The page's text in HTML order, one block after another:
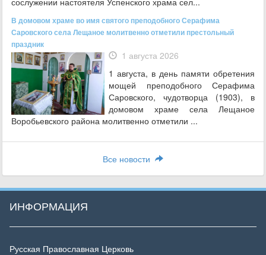
В домовом храме во имя святого преподобного Серафима
Саровского села Лещаное молитвенно отметили престольный
праздник
1 августа 2026
1 августа, в день памяти обретения
мощей преподобного Серафима
Саровского, чудотворца (1903), в
домовом храме села Лещаное
Воробьевского района молитвенно отметили ...
Все новости
ИНФОРМАЦИЯ
Русская Православная Церковь